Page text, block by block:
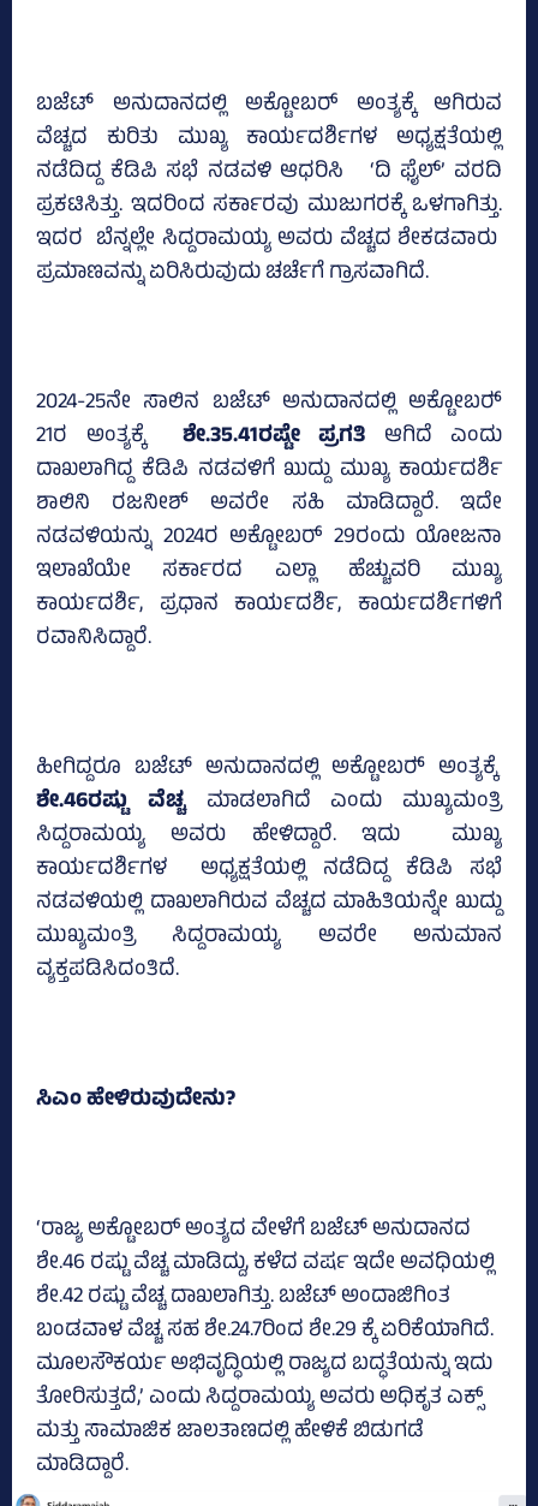
ಬಜೆಟ್‌ ಅನುದಾನದಲ್ಲಿ ಅಕ್ಟೋಬರ್‌ ಅಂತ್ಯಕ್ಕೆ ಆಗಿರುವ
ವೆಚ್ಚದ ಕುರಿತು ಮುಖ್ಯ ಕಾರ್ಯದರ್ಶಿಗಳ ಅಧ್ಯಕ್ಷತೆಯಲ್ಲಿ
ನಡೆದಿದ್ದ ಕೆಡಿಪಿ ಸಭೆ ನಡವಳಿ ಆಧರಿಸಿ ‘ದಿ ಫೈಲ್‌’ ವರದಿ
ಪ್ರಕಟಿಸಿತ್ತು. ಇದರಿಂದ ಸರ್ಕಾರವು ಮುಜುಗರಕ್ಕೆ ಒಳಗಾಗಿತ್ತು.
ಇದರ ಬೆನ್ನಲ್ಲೇ ಸಿದ್ದರಾಮಯ್ಯ ಅವರು ವೆಚ್ಚದ ಶೇಕಡವಾರು
ಪ್ರಮಾಣವನ್ನು ಏರಿಸಿರುವುದು ಚರ್ಚೆಗೆ ಗ್ರಾಸವಾಗಿದೆ.
2024-25ನೇ ಸಾಲಿನ ಬಜೆಟ್‌ ಅನುದಾನದಲ್ಲಿ ಅಕ್ಟೋಬರ್‍‌
21ರ ಅಂತ್ಯಕ್ಕೆ ಶೇ.35.41ರಷ್ಟೇ ಪ್ರಗತಿ ಆಗಿದೆ ಎಂದು
ದಾಖಲಾಗಿದ್ದ ಕೆಡಿಪಿ ನಡವಳಿಗೆ ಖುದ್ದು ಮುಖ್ಯ ಕಾರ್ಯದರ್ಶಿ
ಶಾಲಿನಿ ರಜನೀಶ್‌ ಅವರೇ ಸಹಿ ಮಾಡಿದ್ದಾರೆ. ಇದೇ
ನಡವಳಿಯನ್ನು 2024ರ ಅಕ್ಟೋಬರ್‌ 29ರಂದು ಯೋಜನಾ
ಇಲಾಖೆಯೇ ಸರ್ಕಾರದ ಎಲ್ಲಾ ಹೆಚ್ಚುವರಿ ಮುಖ್ಯ
ಕಾರ್ಯದರ್ಶಿ, ಪ್ರಧಾನ ಕಾರ್ಯದರ್ಶಿ, ಕಾರ್ಯದರ್ಶಿಗಳಿಗೆ
ರವಾನಿಸಿದ್ದಾರೆ.
ಹೀಗಿದ್ದರೂ ಬಜೆಟ್‌ ಅನುದಾನದಲ್ಲಿ ಅಕ್ಟೋಬರ್‍‌ ಅಂತ್ಯಕ್ಕೆ
ಶೇ.46ರಷ್ಟು ವೆಚ್ಚಮಾಡಲಾಗಿದೆ ಎಂದು ಮುಖ್ಯಮಂತ್ರಿ
ಸಿದ್ದರಾಮಯ್ಯ ಅವರು ಹೇಳಿದ್ದಾರೆ. ಇದು ಮುಖ್ಯ
ಕಾರ್ಯದರ್ಶಿಗಳ ಅಧ್ಯಕ್ಷತೆಯಲ್ಲಿ ನಡೆದಿದ್ದ ಕೆಡಿಪಿ ಸಭೆ
ನಡವಳಿಯಲ್ಲಿ ದಾಖಲಾಗಿರುವ ವೆಚ್ಚದ ಮಾಹಿತಿಯನ್ನೇ ಖುದ್ದು
ಮುಖ್ಯಮಂತ್ರಿ ಸಿದ್ದರಾಮಯ್ಯ ಅವರೇ ಅನುಮಾನ
ವ್ಯಕ್ತಪಡಿಸಿದಂತಿದೆ.
ಸಿಎಂ ಹೇಳಿರುವುದೇನು?
‘ರಾಜ್ಯ ಅಕ್ಟೋಬರ್‌ ಅಂತ್ಯದ ವೇಳೆಗೆ ಬಜೆಟ್‌ ಅನುದಾನದ
ಶೇ.46 ರಷ್ಟು ವೆಚ್ಚ ಮಾಡಿದ್ದು, ಕಳೆದ ವರ್ಷ ಇದೇ ಅವಧಿಯಲ್ಲಿ
ಶೇ.42 ರಷ್ಟು ವೆಚ್ಚ ದಾಖಲಾಗಿತ್ತು. ಬಜೆಟ್‌ ಅಂದಾಜಿಗಿಂತ
ಬಂಡವಾಳ ವೆಚ್ಚ ಸಹ ಶೇ.24.7ರಿಂದ ಶೇ.29 ಕ್ಕೆ ಏರಿಕೆಯಾಗಿದೆ.
ಮೂಲಸೌಕರ್ಯ ಅಭಿವೃದ್ಧಿಯಲ್ಲಿ ರಾಜ್ಯದ ಬದ್ಧತೆಯನ್ನು ಇದು
ತೋರಿಸುತ್ತದೆ,’ ಎಂದು ಸಿದ್ದರಾಮಯ್ಯ ಅವರು ಅಧಿಕೃತ ಎಕ್ಸ್‌
ಮತ್ತು ಸಾಮಾಜಿಕ ಜಾಲತಾಣದಲ್ಲಿ ಹೇಳಿಕೆ ಬಿಡುಗಡೆ
ಮಾಡಿದ್ದಾರೆ.